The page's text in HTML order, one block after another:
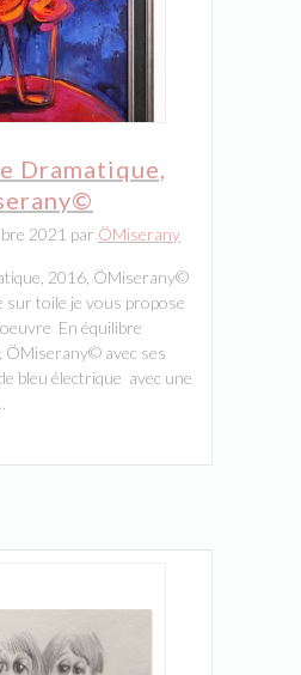
Dramatique,
2021 par ÖMiserany
2016, ÖMiserany©
sur toile je vous propose
En équilibre
ÖMiserany© avec ses
bleu électrique avec une